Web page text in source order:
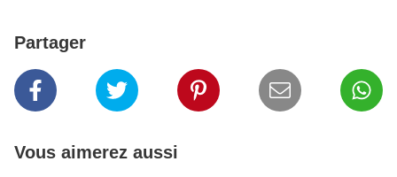
Partager
Vous aimerez aussi